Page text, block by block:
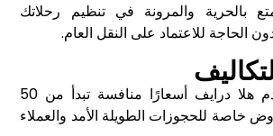
بالحرية والمرونة في تنظيم رحلاتك
الحاجة للاعتماد على النقل العام.
: يقدم هلا درايف أسعارًا منافسة تبدأ من 50
خاصة للحجوزات الطويلة الأمد والعملاء